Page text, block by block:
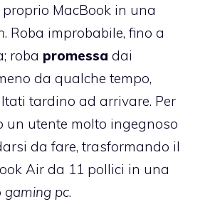
MacBook in una
. Roba improbabile, fino a
roba promessa dai
da qualche tempo,
tardino ad arrivare. Per
un utente molto ingegnoso
da fare, trasformando il
Air da 11 pollici in una
gaming pc.